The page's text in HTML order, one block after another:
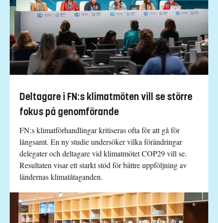
Deltagare i FN:s klimatmöten vill se större
fokus på genomförande
FN:s klimatförhandlingar kritiseras ofta för att gå för
långsamt. En ny studie undersöker vilka förändringar
delegater och deltagare vid klimatmötet COP29 vill se.
Resultaten visar ett starkt stöd för bättre uppföljning av
ländernas klimatåtaganden.